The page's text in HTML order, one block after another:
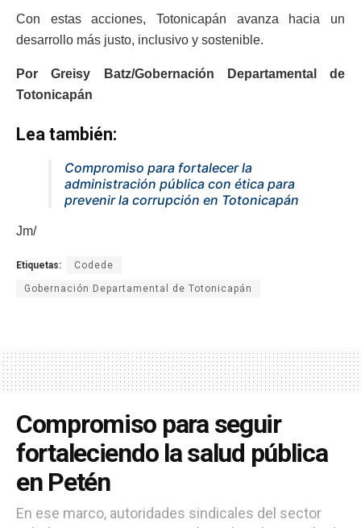
Con estas acciones, Totonicapán avanza hacia un
desarrollo más justo, inclusivo y sostenible.
Por Greisy Batz/Gobernación Departamental de
Totonicapán
Lea también:
Compromiso para fortalecer la
administración pública con ética para
prevenir la corrupción en Totonicapán
Jm/
Etiquetas: Codede
Gobernación Departamental de Totonicapán
Compromiso para seguir
fortaleciendo la salud pública
en Petén
En ese marco, autoridades sindicales del sector